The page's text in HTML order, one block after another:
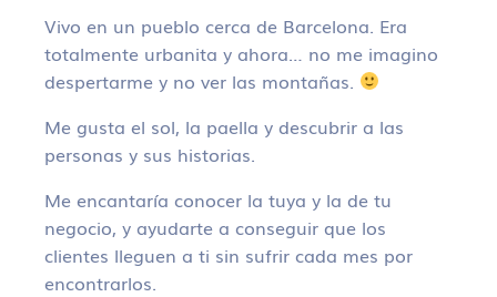
Vivo en un pueblo cerca de Barcelona. Era
totalmente urbanita y ahora… no me imagino
despertarme y no ver las montañas.
Me gusta el sol, la paella y descubrir a las
personas y sus historias.
Me encantaría conocer la tuya y la de tu
negocio, y ayudarte a conseguir que los
clientes lleguen a ti sin sufrir cada mes por
encontrarlos.